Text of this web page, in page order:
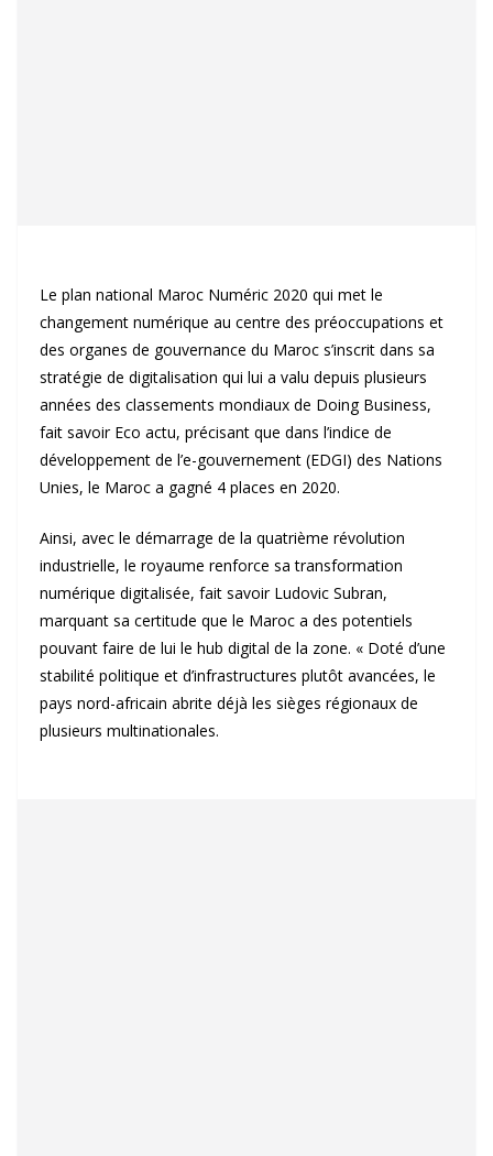
Le plan national Maroc Numéric 2020 qui met le
changement numérique au centre des préoccupations et
des organes de gouvernance du Maroc s’inscrit dans sa
stratégie de digitalisation qui lui a valu depuis plusieurs
années des classements mondiaux de Doing Business,
fait savoir Eco actu, précisant que dans l’indice de
développement de l’e-gouvernement (EDGI) des Nations
Unies, le Maroc a gagné 4 places en 2020.
Ainsi, avec le démarrage de la quatrième révolution
industrielle, le royaume renforce sa transformation
numérique digitalisée, fait savoir Ludovic Subran,
marquant sa certitude que le Maroc a des potentiels
pouvant faire de lui le hub digital de la zone. « Doté d’une
stabilité politique et d’infrastructures plutôt avancées, le
pays nord-africain abrite déjà les sièges régionaux de
plusieurs multinationales.